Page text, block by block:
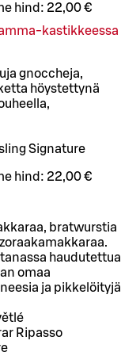
hind: 22,00 €
kastikkeessa
gnoccheja,
höystettynä
Signature
hind: 22,00 €
bratwurstia
haudutettua
omaa
ja pikkelöityjä
Ripasso